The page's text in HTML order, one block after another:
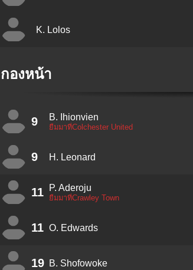
K. Lolos
กองหน้า
9 B. Ihionvien
ยืมมาที่Colchester United
9 H. Leonard
11 P. Aderoju
ยืมมาที่Crawley Town
11 O. Edwards
19 B. Shofowoke